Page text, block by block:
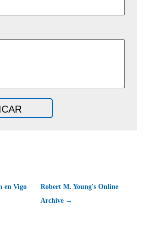
en Vigo
Robert M. Young's Online
Archive →